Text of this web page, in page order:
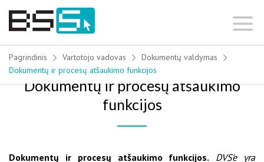
Skip
Pagrindinis Vartotojo vadovas
Dokumentų valdymas
Dokumentų ir procesų atšaukimo funkcijos
Dokumentų ir procesų atšaukimo
funkcijos
Dokumentų ir procesų atšaukimo funkcijos.
DVS'e yra